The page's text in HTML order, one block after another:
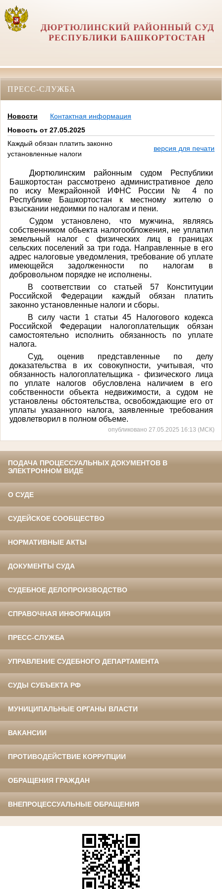
ДЮРТЮЛИНСКИЙ РАЙОННЫЙ СУД
РЕСПУБЛИКИ БАШКОРТОСТАН
ПРЕСС-СЛУЖБА
Новости
Контактная информация
Новость от 27.05.2025
Каждый обязан платить законно
установленные налоги
версия для печати
Дюртюлинским районным судом Республики
Башкортостан рассмотрено административное дело
по иску
Межрайонной ИФНС России № 4 по
Республике Башкортостан к местному жителю о
взыскании недоимки по налогам и пени.
Судом установлено, что мужчина, являясь
собственником объекта налогообложения, не уплатил
земельный налог с физических лиц в границах
сельских поселений за три года. Направленные в его
адрес налоговые уведомления, требование об уплате
имеющейся задолженности по налогам в
добровольном порядке не исполнены.
В соответствии со статьей 57
Конституции
Российской Федерации каждый обязан платить
законно установленные налоги и сборы.
В силу части 1 статьи 45
Налогового кодекса
Российской Федерации налогоплательщик обязан
самостоятельно исполнить обязанность по уплате
налога.
Суд, оценив представленные по делу
доказательства в их совокупности, учитывая, что
обязанность налогоплательщика - физического лица
по уплате налогов обусловлена наличием в его
собственности объекта недвижимости, а судом не
установлены обстоятельства, освобождающие его от
уплаты указанного налога, заявленные требования
удовлетворил в полном объеме.
опубликовано 27.05.2025 16:13 (МСК)
ПОДАЧА ПРОЦЕССУАЛЬНЫХ ДОКУМЕНТОВ В
ЭЛЕКТРОННОМ ВИДЕ
О СУДЕ
СУДЕЙСКОЕ СООБЩЕСТВО
НОРМАТИВНЫЕ АКТЫ
ДОКУМЕНТЫ СУДА
СУДЕБНОЕ ДЕЛОПРОИЗВОДСТВО
СПРАВОЧНАЯ ИНФОРМАЦИЯ
ПРЕСС-СЛУЖБА
УПРАВЛЕНИЕ СУДЕБНОГО ДЕПАРТАМЕНТА
СУДЫ СУБЪЕКТА РФ
МУНИЦИПАЛЬНЫЕ ОРГАНЫ ВЛАСТИ
ВАКАНСИИ
ПРОТИВОДЕЙСТВИЕ КОРРУПЦИИ
ОБРАЩЕНИЯ ГРАЖДАН
ВНЕПРОЦЕССУАЛЬНЫЕ ОБРАЩЕНИЯ